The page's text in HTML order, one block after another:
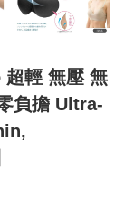
超輕 無壓 無
負擔 Ultra-